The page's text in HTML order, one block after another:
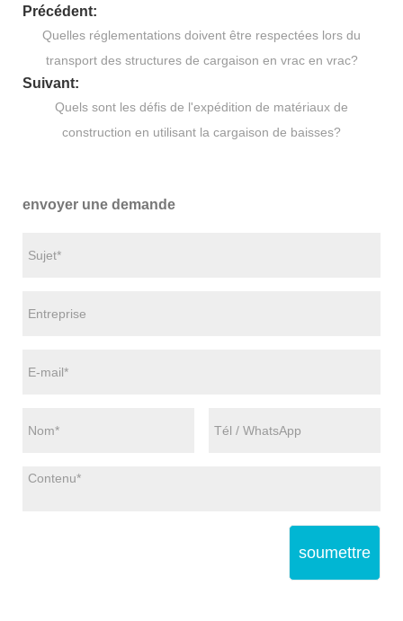
Précédent:
Quelles réglementations doivent être respectées lors du
transport des structures de cargaison en vrac en vrac?
Suivant:
Quels sont les défis de l'expédition de matériaux de
construction en utilisant la cargaison de baisses?
envoyer une demande
soumettre